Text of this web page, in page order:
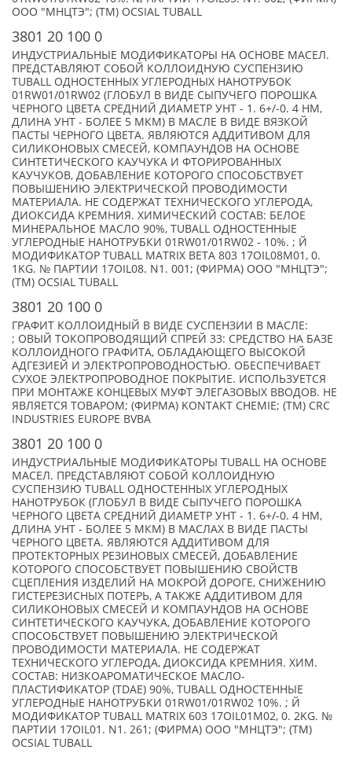
ООО "МНЦТЭ"; (TM) OCSIAL TUBALL
3801 20 100 0
ИНДУСТРИАЛЬНЫЕ МОДИФИКАТОРЫ НА ОСНОВЕ МАСЕЛ.
ПРЕДСТАВЛЯЮТ СОБОЙ КОЛЛОИДНУЮ СУСПЕНЗИЮ
TUBALL ОДНОСТЕННЫХ УГЛЕРОДНЫХ НАНОТРУБОК
01RW01/01RW02 (ГЛОБУЛ В ВИДЕ СЫПУЧЕГО ПОРОШКА
ЧЕРНОГО ЦВЕТА СРЕДНИЙ ДИАМЕТР УНТ - 1. 6+/-0. 4 НМ,
ДЛИНА УНТ - БОЛЕЕ 5 МКМ) В МАСЛЕ В ВИДЕ ВЯЗКОЙ
ПАСТЫ ЧЕРНОГО ЦВЕТА. ЯВЛЯЮТСЯ АДДИТИВОМ ДЛЯ
СИЛИКОНОВЫХ СМЕСЕЙ, КОМПАУНДОВ НА ОСНОВЕ
СИНТЕТИЧЕСКОГО КАУЧУКА И ФТОРИРОВАННЫХ
КАУЧУКОВ, ДОБАВЛЕНИЕ КОТОРОГО СПОСОБСТВУЕТ
ПОВЫШЕНИЮ ЭЛЕКТРИЧЕСКОЙ ПРОВОДИМОСТИ
МАТЕРИАЛА. НЕ СОДЕРЖАТ ТЕХНИЧЕСКОГО УГЛЕРОДА,
ДИОКСИДА КРЕМНИЯ. ХИМИЧЕСКИЙ СОСТАВ: БЕЛОЕ
МИНЕРАЛЬНОЕ МАСЛО 90%, TUBALL ОДНОСТЕННЫЕ
УГЛЕРОДНЫЕ НАНОТРУБКИ 01RW01/01RW02 - 10%. ; Й
МОДИФИКАТОР TUBALL MATRIX BETA 803 17OIL08M01, 0.
1KG. № ПАРТИИ 17OIL08. N1. 001; (ФИРМА) ООО "МНЦТЭ";
(TM) OCSIAL TUBALL
3801 20 100 0
ГРАФИТ КОЛЛОИДНЫЙ В ВИДЕ СУСПЕНЗИИ В МАСЛЕ:
; ОВЫЙ ТОКОПРОВОДЯЩИЙ СПРЕЙ 33: СРЕДСТВО НА БАЗЕ
КОЛЛОИДНОГО ГРАФИТА, ОБЛАДАЮЩЕГО ВЫСОКОЙ
АДГЕЗИЕЙ И ЭЛЕКТРОПРОВОДНОСТЬЮ. ОБЕСПЕЧИВАЕТ
СУХОЕ ЭЛЕКТРОПРОВОДНОЕ ПОКРЫТИЕ. ИСПОЛЬЗУЕТСЯ
ПРИ МОНТАЖЕ КОНЦЕВЫХ МУФТ ЭЛЕГАЗОВЫХ ВВОДОВ. НЕ
ЯВЛЯЕТСЯ ТОВАРОМ; (ФИРМА) KONTAKT CHEMIE; (TM) CRC
INDUSTRIES EUROPE BVBA
3801 20 100 0
ИНДУСТРИАЛЬНЫЕ МОДИФИКАТОРЫ TUBALL НА ОСНОВЕ
МАСЕЛ. ПРЕДСТАВЛЯЮТ СОБОЙ КОЛЛОИДНУЮ
СУСПЕНЗИЮ TUBALL ОДНОСТЕННЫХ УГЛЕРОДНЫХ
НАНОТРУБОК (ГЛОБУЛ В ВИДЕ СЫПУЧЕГО ПОРОШКА
ЧЕРНОГО ЦВЕТА СРЕДНИЙ ДИАМЕТР УНТ - 1. 6+/-0. 4 НМ,
ДЛИНА УНТ - БОЛЕЕ 5 МКМ) В МАСЛАХ В ВИДЕ ПАСТЫ
ЧЕРНОГО ЦВЕТА. ЯВЛЯЮТСЯ АДДИТИВОМ ДЛЯ
ПРОТЕКТОРНЫХ РЕЗИНОВЫХ СМЕСЕЙ, ДОБАВЛЕНИЕ
КОТОРОГО СПОСОБСТВУЕТ ПОВЫШЕНИЮ СВОЙСТВ
СЦЕПЛЕНИЯ ИЗДЕЛИЙ НА МОКРОЙ ДОРОГЕ, СНИЖЕНИЮ
ГИСТЕРЕЗИСНЫХ ПОТЕРЬ, А ТАКЖЕ АДДИТИВОМ ДЛЯ
СИЛИКОНОВЫХ СМЕСЕЙ И КОМПАУНДОВ НА ОСНОВЕ
СИНТЕТИЧЕСКОГО КАУЧУКА, ДОБАВЛЕНИЕ КОТОРОГО
СПОСОБСТВУЕТ ПОВЫШЕНИЮ ЭЛЕКТРИЧЕСКОЙ
ПРОВОДИМОСТИ МАТЕРИАЛА. НЕ СОДЕРЖАТ
ТЕХНИЧЕСКОГО УГЛЕРОДА, ДИОКСИДА КРЕМНИЯ. ХИМ.
СОСТАВ: НИЗКОАРОМАТИЧЕСКОЕ МАСЛО-
ПЛАСТИФИКАТОР (TDAE) 90%, TUBALL ОДНОСТЕННЫЕ
УГЛЕРОДНЫЕ НАНОТРУБКИ 01RW01/01RW02 10%. ; Й
МОДИФИКАТОР TUBALL MATRIX 603 17OIL01M02, 0. 2KG. №
ПАРТИИ 17OIL01. N1. 261; (ФИРМА) ООО "МНЦТЭ"; (TM)
OCSIAL TUBALL